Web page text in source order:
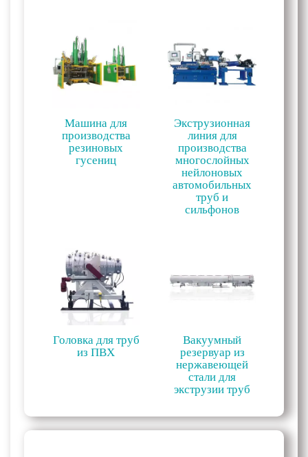
Машина для
производства
резиновых
гусениц
Экструзионная
линия для
производства
многослойных
нейлоновых
автомобильных
труб и
сильфонов
Головка для труб
из ПВХ
Вакуумный
резервуар из
нержавеющей
стали для
экструзии труб